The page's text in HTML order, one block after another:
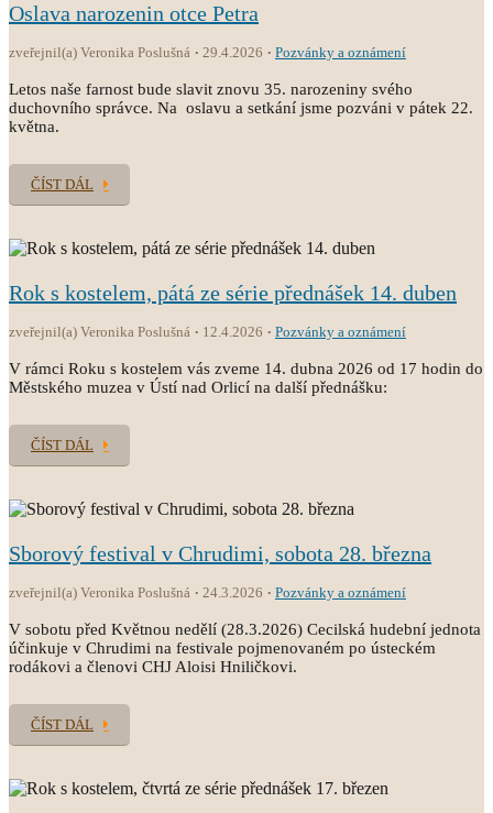
Oslava narozenin otce Petra
zveřejnil(a) Veronika Poslušná 29.4.2026 Pozvánky a oznámení
Letos naše farnost bude slavit znovu 35. narozeniny svého
duchovního správce. Na oslavu a setkání jsme pozváni v pátek 22.
května.
ČÍST DÁL
Rok s kostelem, pátá ze série přednášek 14. duben
zveřejnil(a) Veronika Poslušná 12.4.2026 Pozvánky a oznámení
V rámci Roku s kostelem vás zveme 14. dubna 2026 od 17 hodin do
Městského muzea v Ústí nad Orlicí na další přednášku:
ČÍST DÁL
Sborový festival v Chrudimi, sobota 28. března
zveřejnil(a) Veronika Poslušná 24.3.2026 Pozvánky a oznámení
V sobotu před Květnou nedělí (28.3.2026) Cecilská hudební jednota
účinkuje v Chrudimi na festivale pojmenovaném po ústeckém
rodákovi a členovi CHJ Aloisi Hniličkovi.
ČÍST DÁL